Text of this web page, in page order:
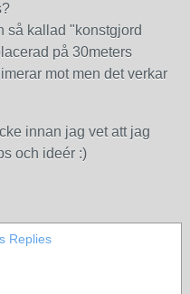
så kallad "konstgjord
på 30meters
mot men det verkar
innan jag vet att jag
och ideér :)
Replies